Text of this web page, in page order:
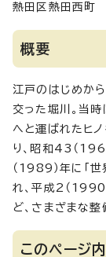
熱田区熱田西町
概要
江戸のはじめか
交った堀川。当
へと運ばれたヒ
り、昭和43（
（1989）年に「
れ、平成2（
ど、さまざまな整
このページ